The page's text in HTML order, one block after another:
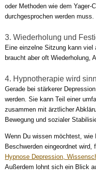
oder Methoden wie dem Yager-
durchgesprochen werden muss.
3. Wiederholung und
Eine einzelne Sitzung kann viel
braucht aber oft Wiederholung,
4. Hypnotherapie wird
Gerade bei stärkerer
werden. Sie kann Teil einer
zusammen mit ärztlicher
Bewegung und sozialer
Wenn Du wissen möchtest,
Beschwerden eingeordnet
Hypnose Depression,
Außerdem lohnt sich ein Blick